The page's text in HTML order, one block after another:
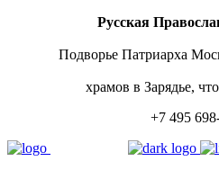
Русская
Подворье Патриарха
храмов в Зарядье,
+7 495